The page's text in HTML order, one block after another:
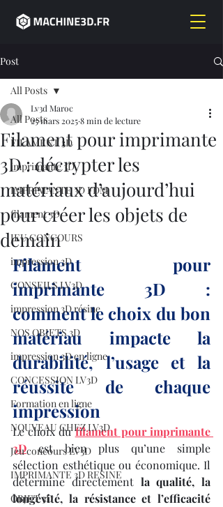
Post
All Posts
FILAMENT 3D
imprimante 3D,
IMPRIMANTE 3D FDM
filament 3D,
JEU CONCOURS
impression 3D
CONSEILS LV3D
impression 3D résine
NOS OBJETS 3D
impression 3D en ligne
CONCESSION LV3D
Formation en ligne
NOUVEAU CHEZ LV3D
Jeu concours LV3D
IMPRIMANTE 3D RESINE
OBJET 3D
All Posts
Filament pour imprimante
3D : décrypter les
matériaux d’aujourd’hui
pour créer les objets de
demain
Lv3d Maroc
25 mars 20258 min de lecture
Filament pour
imprimante 3D :
comment le choix du bon
matériau impacte la
durabilité, l’usage et la
réussite de chaque
impression
Le choix du filament pour imprimante
3D est bien plus qu’une simple
sélection esthétique ou économique. Il
détermine directement la qualité, la
longévité, la résistance et l’efficacité